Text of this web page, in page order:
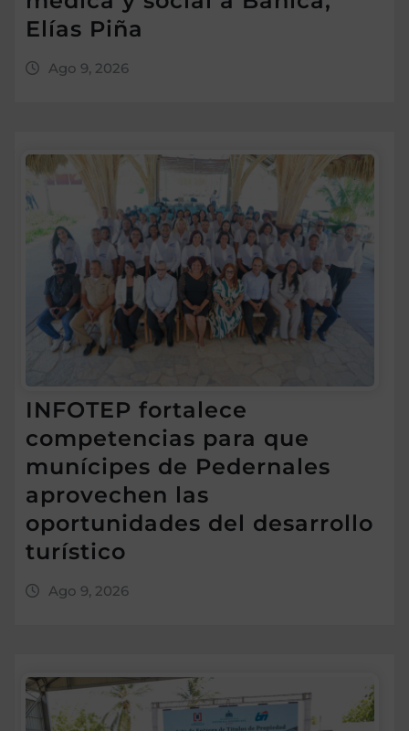
Elías Piña
Ago 9, 2026
INFOTEP fortalece
competencias para que
munícipes de Pedernales
aprovechen las
oportunidades del desarrollo
turístico
Ago 9, 2026